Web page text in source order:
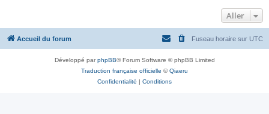
Aller
Accueil du forum Fuseau horaire sur UTC
Développé parphpBB® Forum Software © phpBB Limited
Traduction française officielle ©Qiaeru
Confidentialité | Conditions